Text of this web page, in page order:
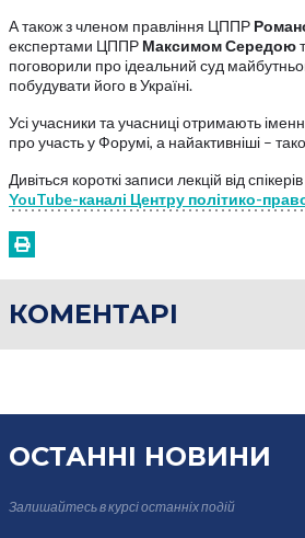
А також з членом правління ЦППР
експертами ЦППР Максимом Середою
поговорили про ідеальний суд
побудувати його в Україні.
Усі учасники та учасниці отримають
про участь у Форумі, а найактивніші –
Дивіться короткі записи лекцій від
YouTube-каналі Центру політико-
КОМЕНТАРІ
ОСТАННІ НОВИНИ
Залишайтесь в курсіостанніх подій